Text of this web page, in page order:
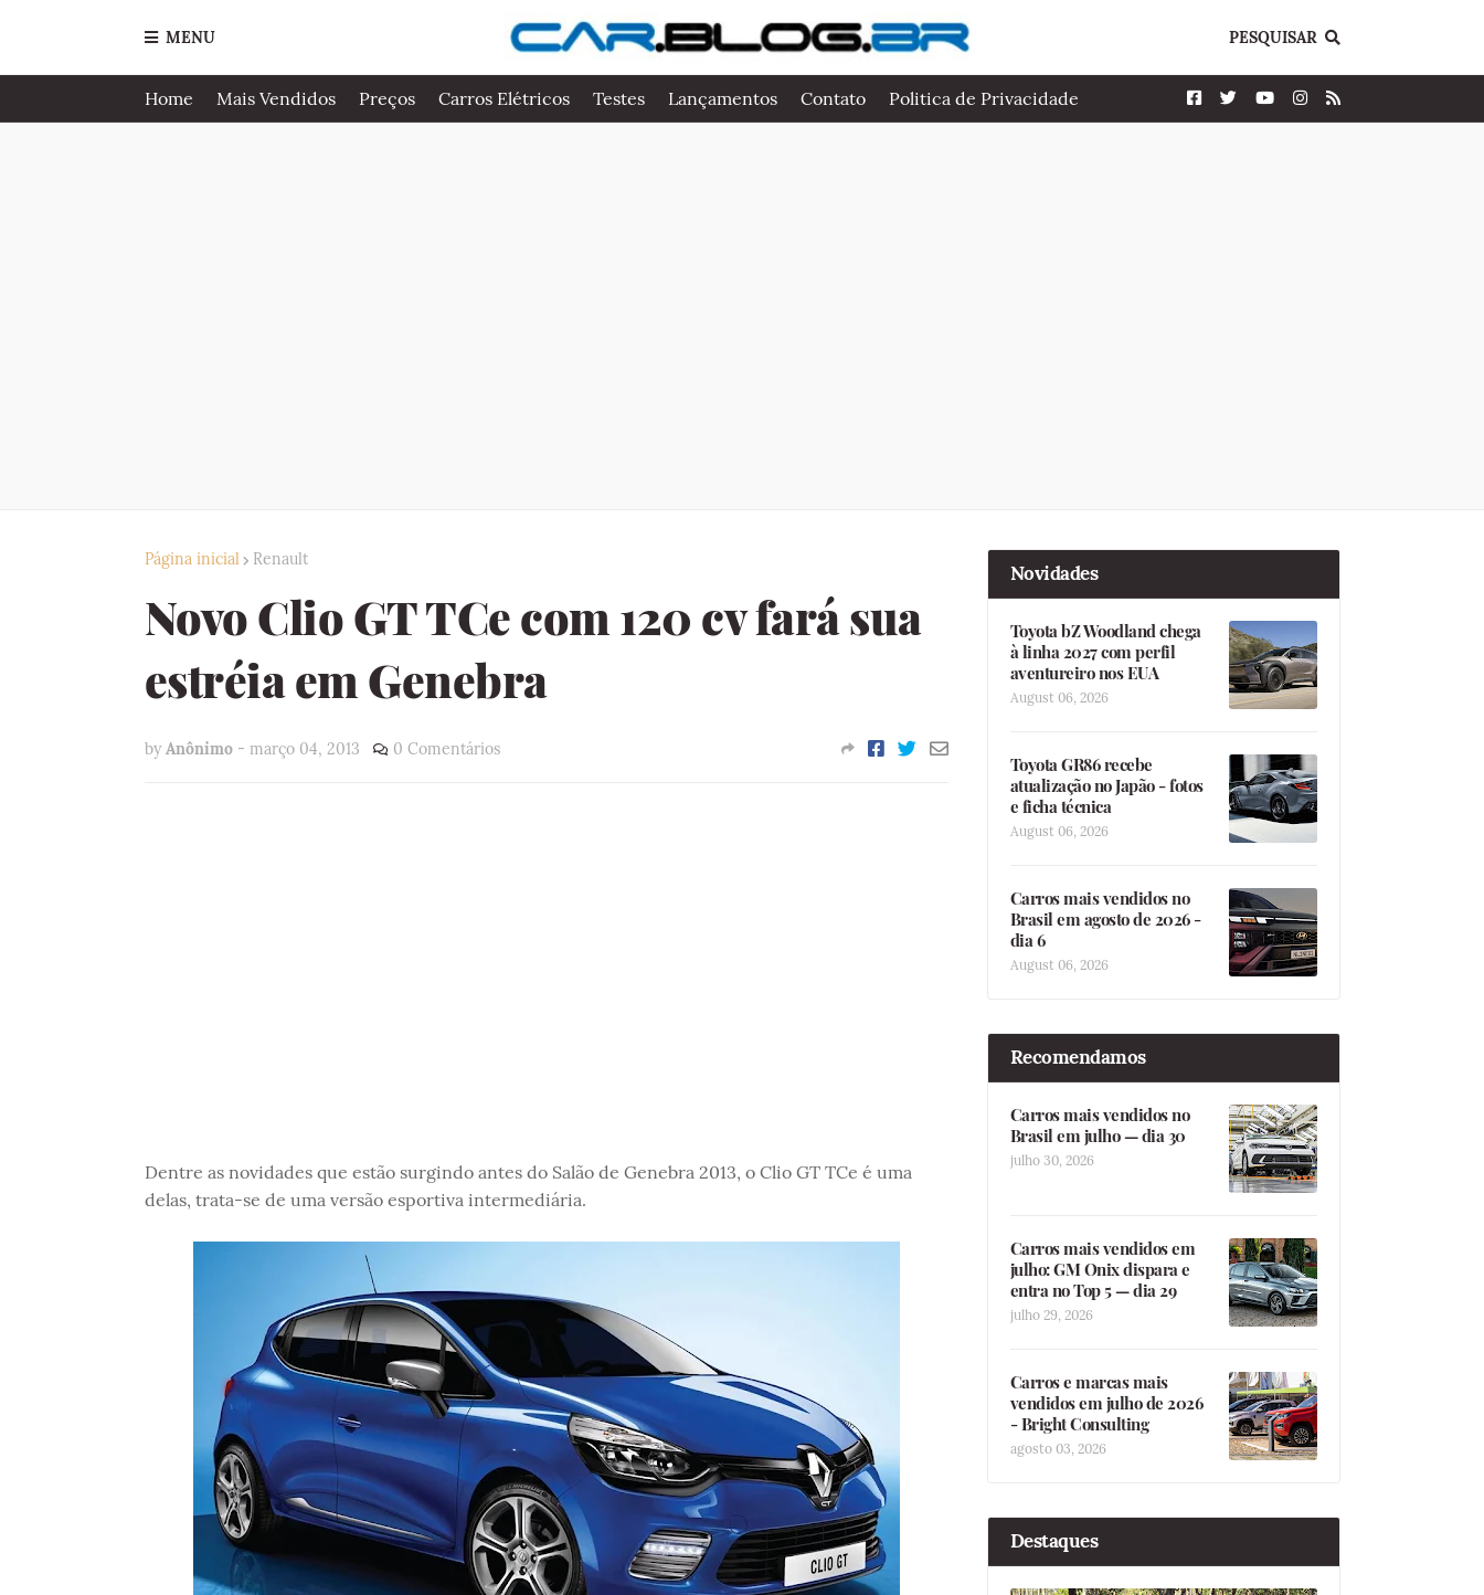
MENU PESQUISAR
Home Mais Vendidos Preços Carros Elétricos Testes Lançamentos Contato Politica de Privacidade
Página inicial Renault
Novo Clio GT TCe com 120 cv fará sua
estréia em Genebra
by Anônimo - março 04, 2013 0 Comentários
Dentre as novidades que estão surgindo antes do Salão de Genebra 2013, o Clio GT TCe é uma
delas, trata-se de uma versão esportiva intermediária.
Novidades
Toyota bZ Woodland chega
à linha 2027 com perfil
aventureiro nos EUA
August 06, 2026
Toyota GR86 recebe
atualização no Japão - fotos
e ficha técnica
August 06, 2026
Carros mais vendidos no
Brasil em agosto de 2026 -
dia 6
August 06, 2026
Recomendamos
Carros mais vendidos no
Brasil em julho — dia 30
julho 30, 2026
Carros mais vendidos em
julho: GM Onix dispara e
entra no Top 5 — dia 29
julho 29, 2026
Carros e marcas mais
vendidos em julho de 2026
- Bright Consulting
agosto 03, 2026
Destaques